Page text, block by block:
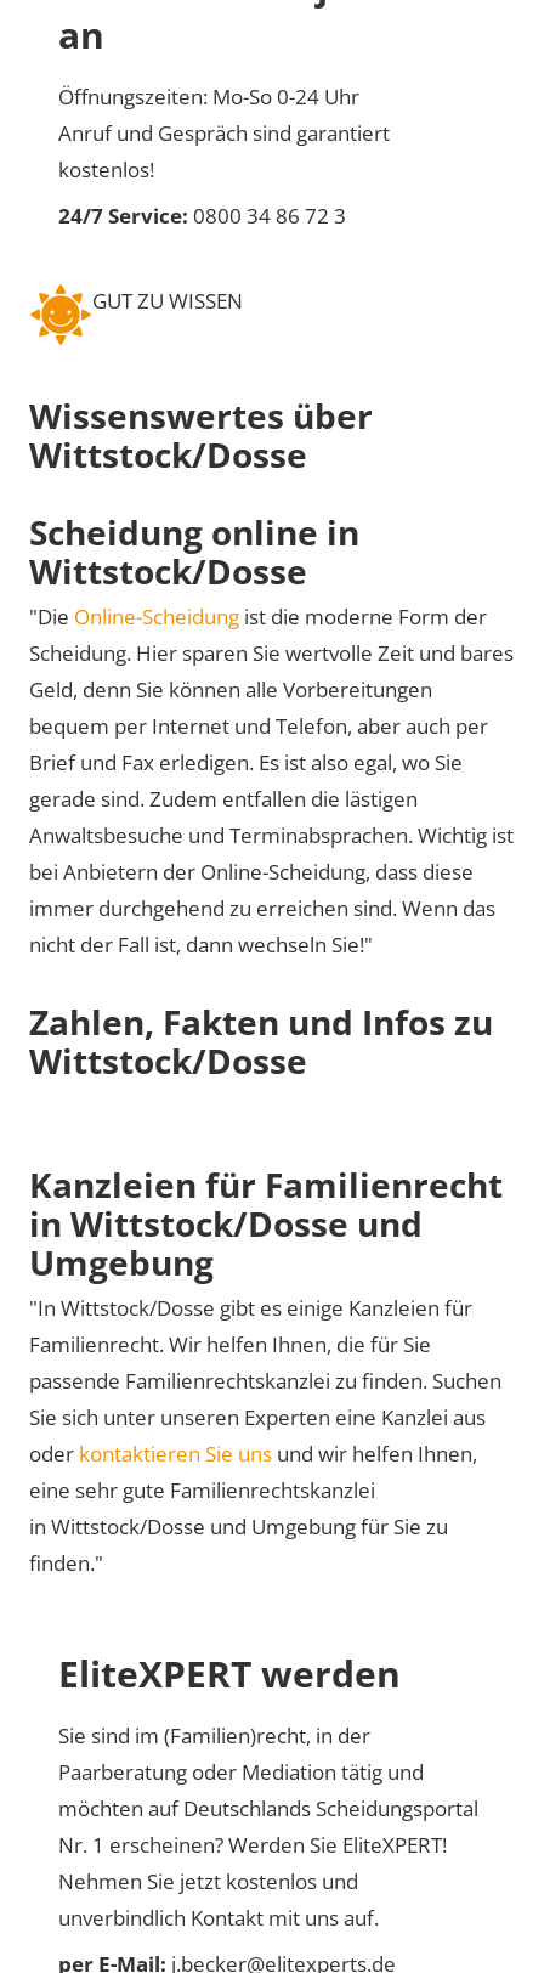
an
Öffnungszeiten: Mo-So 0-24 Uhr
Anruf und Gespräch sind garantiert
kostenlos!
24/7 Service: 0800 34 86 72 3
GUT ZU WISSEN
Wissenswertes über
Wittstock/Dosse
Scheidung online in
Wittstock/Dosse
"Die Online-Scheidung ist die moderne Form der
Scheidung. Hier sparen Sie wertvolle Zeit und bares
Geld, denn Sie können alle Vorbereitungen
bequem per Internet und Telefon, aber auch per
Brief und Fax erledigen. Es ist also egal, wo Sie
gerade sind. Zudem entfallen die lästigen
Anwaltsbesuche und Terminabsprachen. Wichtig ist
bei Anbietern der Online-Scheidung, dass diese
immer durchgehend zu erreichen sind. Wenn das
nicht der Fall ist, dann wechseln Sie!"
Zahlen, Fakten und Infos zu
Wittstock/Dosse
Kanzleien für Familienrecht
in Wittstock/Dosse und
Umgebung
"In Wittstock/Dosse gibt es einige Kanzleien für
Familienrecht. Wir helfen Ihnen, die für Sie
passende Familienrechtskanzlei zu finden. Suchen
Sie sich unter unseren Experten eine Kanzlei aus
oder kontaktieren Sie uns und wir helfen Ihnen,
eine sehr gute Familienrechtskanzlei
in Wittstock/Dosse und Umgebung für Sie zu
finden."
EliteXPERT werden
Sie sind im (Familien)recht, in der
Paarberatung oder Mediation tätig und
möchten auf Deutschlands Scheidungsportal
Nr. 1 erscheinen? Werden Sie EliteXPERT!
Nehmen Sie jetzt kostenlos und
unverbindlich Kontakt mit uns auf.
per E-Mail: j.becker@elitexperts.de